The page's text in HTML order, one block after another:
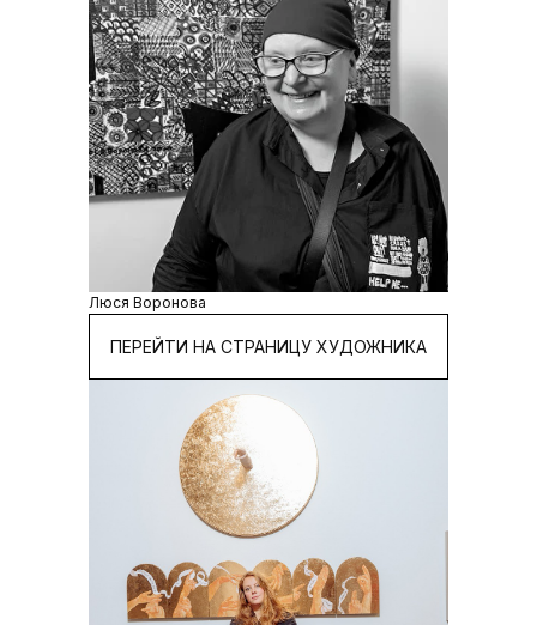
Люся Воронова
ПЕРЕЙТИ НА СТРАНИЦУ ХУДОЖНИКА